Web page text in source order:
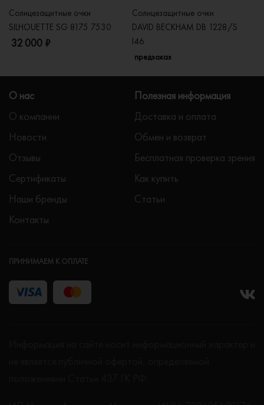
Солнцезащитные очки
SILHOUETTE SG 8175 7530
32 000 ₽
Солнцезащитные очки
DAVID BECKHAM DB 1228/S
I46
предзаказ
О нас
О компании
Новости
Отзывы
Сертификаты
Наши бренды
Контакты
Полезная информация
Доставка и оплата
Обмен и возврат
Бесплатная проверка зрения
Как купить
Статьи
ПРИНИМАЕМ К ОПЛАТЕ